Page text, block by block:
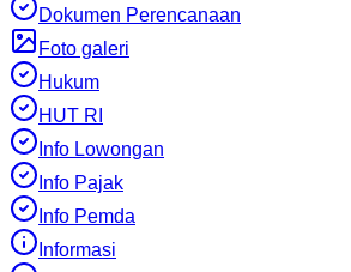
Dokumen Perencanaan
Foto galeri
Hukum
HUT RI
Info Lowongan
Info Pajak
Info Pemda
Informasi